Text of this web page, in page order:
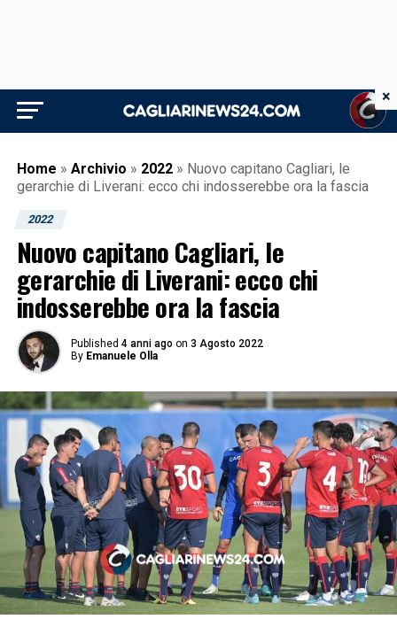
Home » Archivio » 2022 » Nuovo capitano Cagliari, le
gerarchie di Liverani: ecco chi indosserebbe ora la fascia
2022
Nuovo capitano Cagliari, le
gerarchie di Liverani: ecco chi
indosserebbe ora la fascia
Published 4 anni ago on 3 Agosto 2022
By Emanuele Olla
×